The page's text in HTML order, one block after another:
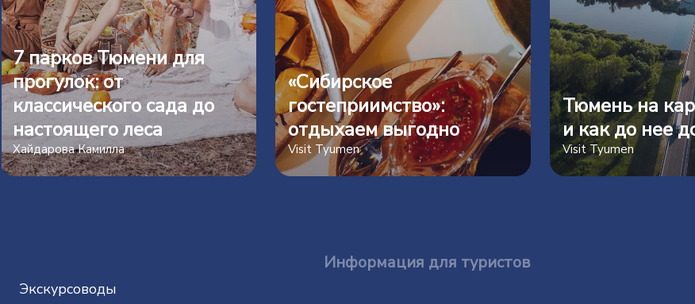
7 парков Тюмени для
прогулок: от
классического сада до
настоящего леса
Хайдарова Камилла
«Сибирское
гостеприимство»:
отдыхаем выгодно
Visit Tyumen
Тюмень на
и как до нее
Visit Tyumen
Экскурсоводы
Информация для туристов